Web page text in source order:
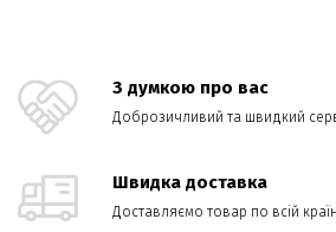
З думкою про вас
Доброзичливий та швидкий
Швидка доставка
Доставляємо товар по всій